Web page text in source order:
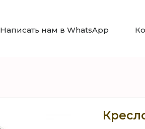
Написать нам в WhatsApp